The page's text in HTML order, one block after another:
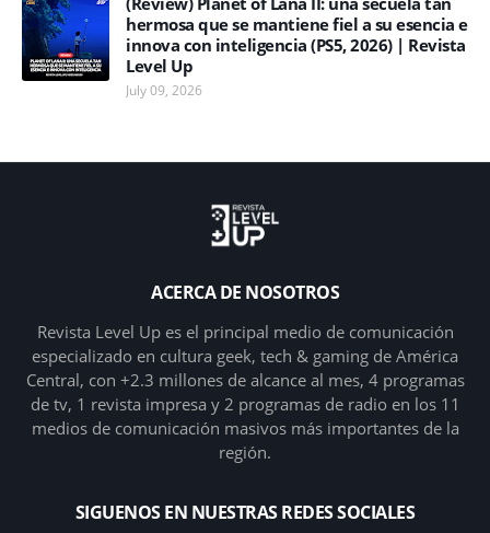
hermosa que se mantiene fiel a su esencia e
innova con inteligencia (PS5, 2026) | Revista
Level Up
July 09, 2026
ACERCA DE NOSOTROS
Revista Level Up es el principal medio de comunicación
especializado en cultura geek, tech & gaming de América
Central, con +2.3 millones de alcance al mes, 4 programas
de tv, 1 revista impresa y 2 programas de radio en los 11
medios de comunicación masivos más importantes de la
región.
SIGUENOS EN NUESTRAS REDES SOCIALES